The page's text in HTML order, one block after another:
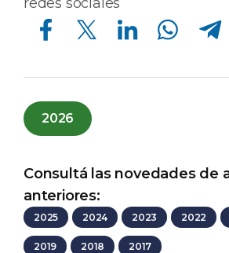
Compartir en Facebook Compartir en Twitter Compartir en Linkedin Compartir en Whatsapp Compartir en Telegram
2026
Consultá las novedades de
anteriores:
2025 2024 2023 2022
2019 2018 2017